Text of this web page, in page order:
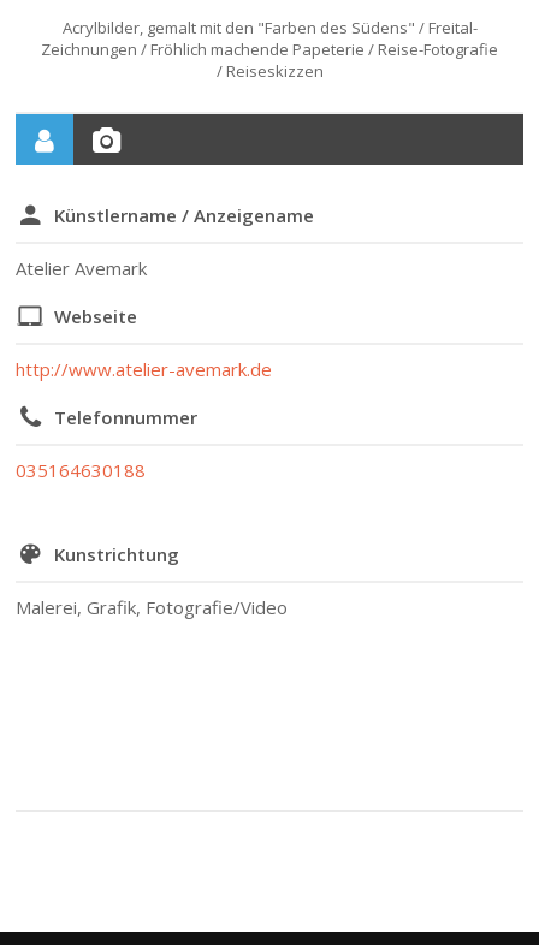
Acrylbilder, gemalt mit den "Farben des Südens" / Freital-
Zeichnungen / Fröhlich machende Papeterie / Reise-Fotografie
/ Reiseskizzen
Künstlername / Anzeigename
Atelier Avemark
Webseite
http://www.atelier-avemark.de
Telefonnummer
035164630188
Kunstrichtung
Malerei, Grafik, Fotografie/Video